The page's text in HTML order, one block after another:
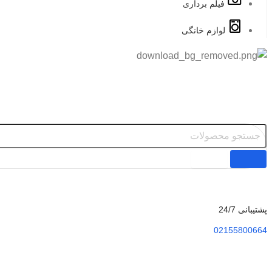
فیلم برداری
لوازم خانگی
پشتیبانی 24/7
02155800664